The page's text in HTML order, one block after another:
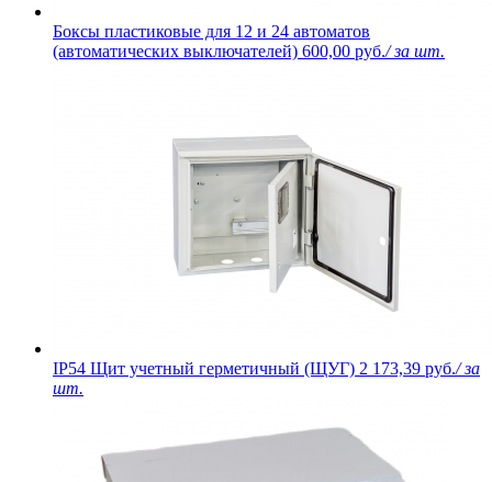
Боксы пластиковые для 12 и 24 автоматов
(автоматических выключателей) 600,00 руб./ за шт.
IP54 Щит учетный герметичный (ЩУГ) 2 173,39 руб./ за
шт.